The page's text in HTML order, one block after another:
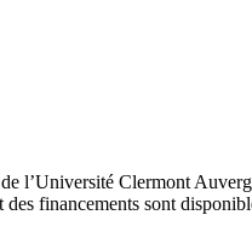
l’Université Clermont
financements sont